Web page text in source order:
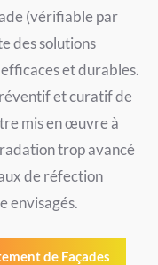
(vérifiable par
des solutions
et durables.
et curatif de
mis en œuvre à
trop avancé
de réfection
envisagés.
de Façades